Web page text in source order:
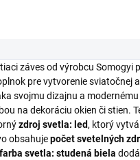
záves od výrobcu Somogyi
pre vytvorenie sviatočnej
svojmu dizajnu a modernému
na dekoráciu okien či stien.
zdroj svetla: led, ktorý
obsahujepočet svetelných
farba svetla: studená biela